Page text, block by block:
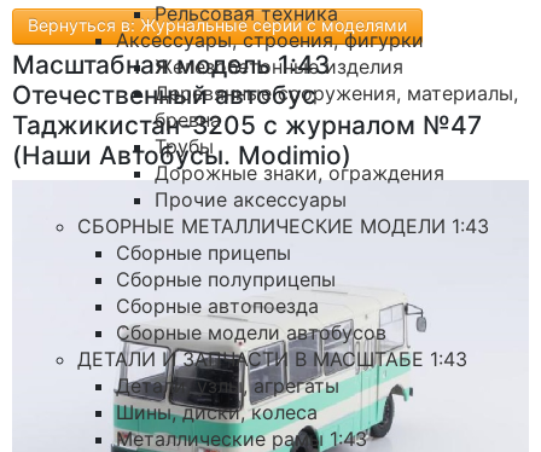
Рельсовая техника
Аксессуары, строения, фигурки
Железобетонные изделия
Деревянные сооружения, материалы,
бревна
Трубы
Дорожные знаки, ограждения
Прочие аксессуары
СБОРНЫЕ МЕТАЛЛИЧЕСКИЕ МОДЕЛИ 1:43
Сборные прицепы
Сборные полуприцепы
Сборные автопоезда
Сборные модели автобусов
ДЕТАЛИ И ЗАПЧАСТИ В МАСШТАБЕ 1:43
Детали, узлы, агрегаты
Шины, диски, колеса
Металлические рамы 1:43
Вернуться в: Журнальные серии с моделями
Масштабная модель 1:43
Отечественный автобус
Таджикистан-3205 с журналом №47
(Наши Автобусы. Modimio)